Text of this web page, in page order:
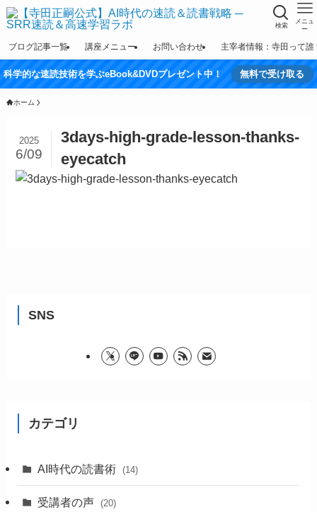
検索
メニュ
ー
ブログ記事一覧 講座メニュー お問い合わせ 主宰者情報：寺田って誰
科学的な速読技術を学ぶeBook&DVDプレゼント中！ 無料で受け取る
ホーム
3days-high-grade-lesson-thanks-
eyecatch
2025
6/09
SNS
カテゴリ
AI時代の読書術 (14)
受講者の声 (20)